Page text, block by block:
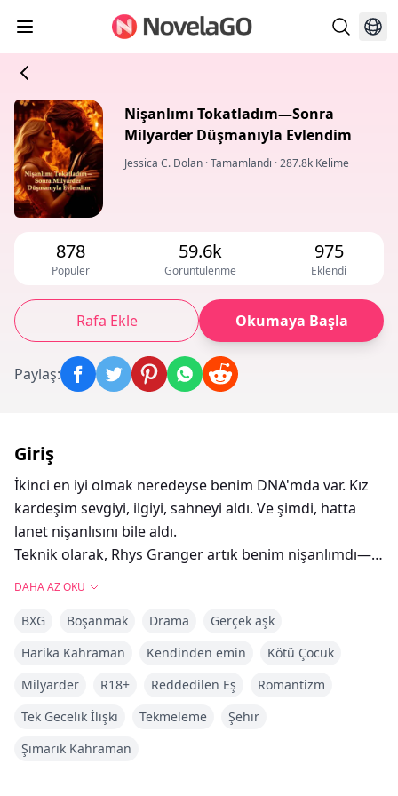
Nişanlımı Tokatladım—Sonra
Milyarder Düşmanıyla Evlendim
Jessica C. Dolan ·Tamamlandı ·287.8k Kelime
878
Popüler
59.6k
Görüntülenme
975
Eklendi
Rafa Ekle Okumaya Başla
Paylaş:
Giriş
İkinci en iyi olmak neredeyse benim DNA'mda var. Kız
kardeşim sevgiyi, ilgiyi, sahneyi aldı. Ve şimdi, hatta
lanet nişanlısını bile aldı.
Teknik olarak, Rhys Granger artık benim nişanlımdı—
nişana zorladı ve dürüst olmak gerekirse, rahatsız
olmadım. Yıllardır Rhys’e aşık olmuştum. Bu benim
gelmişti?
Yanlış.
Bir gece, bana tokat attı. Bir kupa yüzünden. Kız
kardeşimin yıllar önce ona verdiği aptal, çatlak, çirkin
DAHA AZ OKU
BXG Boşanmak Drama
Gerçek aşk
Harika Kahraman
Kendinden emin
Kötü Çocuk
Milyarder
R18+ Reddedilen Eş
Romantizm
Tek Gecelik İlişki
Tekmeleme
Şehir
Şımarık Kahraman